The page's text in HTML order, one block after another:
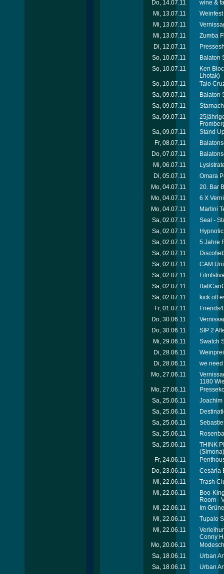
Do, 14.07.11
wine &
Mi, 13.07.11
Mi, 13.07.11
Mi, 13.07.11
Zumba
Di, 12.07.11
So, 10.07.11
Balaton
So, 10.07.11
Ken
Lhotak)
So, 10.07.11
Taio
Sa, 09.07.11
Balaton
Sa, 09.07.11
Sa, 09.07.11
Sa, 09.07.11
Stand
Fr, 08.07.11
Do, 07.07.11
Mi, 06.07.11
Di, 05.07.11
Omara
Mo, 04.07.11
20. Bar
Mo, 04.07.11
6 X
Mo, 04.07.11
Martini
Sa, 02.07.11
Seal -
Sa, 02.07.11
Sa, 02.07.11
5 Jahre
Sa, 02.07.11
Sa, 02.07.11
CAM
Sa, 02.07.11
Sa, 02.07.11
Sa, 02.07.11
kick off
Fr, 01.07.11
Do, 30.06.11
Do, 30.06.11
SIP 2
Mi, 29.06.11
Swatch
Di, 28.06.11
Di, 28.06.11
we
Mo, 27.06.11
1180
Mo, 27.06.11
Sa, 25.06.11
Joachim
Sa, 25.06.11
Sa, 25.06.11
Sa, 25.06.11
Sa, 25.06.11
THINK
(Simona)
Fr, 24.06.11
Do, 23.06.11
Cesária
Mi, 22.06.11
Trash
Mi, 22.06.11
Boo-
Room -
Mi, 22.06.11
Im
Mi, 22.06.11
Tupalo
Mi, 22.06.11
Conny
Mo, 20.06.11
Sa, 18.06.11
Urban
Sa, 18.06.11
Urban